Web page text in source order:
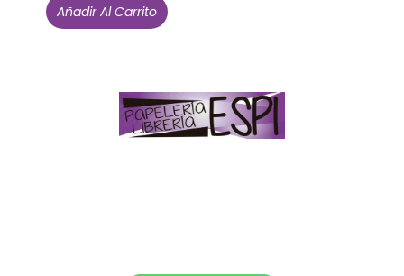
Añadir Al Carrito